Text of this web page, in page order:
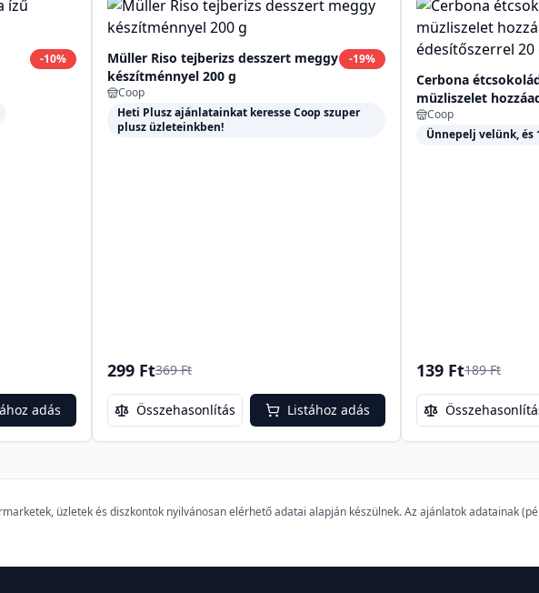
-10%
adás
Müller Riso tejberizs desszert meggy
készítménnyel 200 g
-19%
Coop
Heti Plusz ajánlatainkat keresse Coop szuper
plusz üzleteinkben!
299 Ft369 Ft
Összehasonlítás Listához adás
Cerbona
müzliszelet
édesítőszerrel 20 g
Coop
Ünnepelj velünk,
139 Ft189 Ft
üzletek és diszkontok nyilvánosan elérhető adatai alapján készülnek. Az ajánlatok adatainak